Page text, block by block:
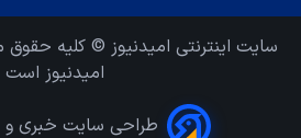
سایت اینترنتی امیدنیوز © کلیه حقوق
امیدنیوز است
طراحی سایت خبری و